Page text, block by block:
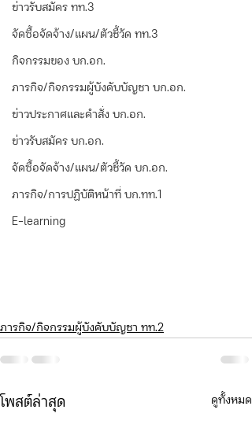
ข่าวรับสมัคร ทท.3
จัดซื้อจัดจ้าง/แผน/ตัวชี้วัด ทท.3
กิจกรรมของ บก.อก.
ภารกิจ/กิจกรรมผู้บังคับบัญชา บก.อก.
ข่าวประกาศและคำสั่ง บก.อก.
ข่าวรับสมัคร บก.อก.
จัดซื้อจัดจ้าง/แผน/ตัวชี้วัด บก.อก.
ภารกิจ/การปฏิบัติหน้าที่ บก.ทท.1
E-learning
ภารกิจ/กิจกรรมผู้บังคับบัญชา ทท.2
โพสต์ล่าสุด ดูทั้งหมด